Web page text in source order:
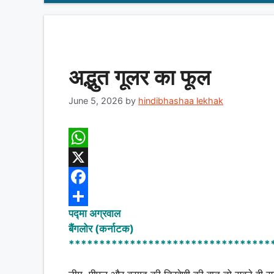
अद्भुत गूलर का फूल
June 5, 2026 by hindibhashaa lekhak
W
h
a
t
s
X
F
a
c
S
h
पद्मा अग्रवाल
बैंगलोर (कर्नाटक)